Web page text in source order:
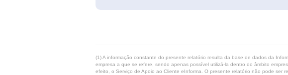
(1) A informação constante do presente relatório resulta da base de dados da
empresa a que se refere, sendo apenas possível utilizá-la dentro do âmbito
efeito, o Serviço de Apoio ao Cliente eInforma. O presente relatório não pode ser